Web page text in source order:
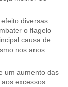
diversas
o flagelo
causa de
nos anos
um aumento das
excessos